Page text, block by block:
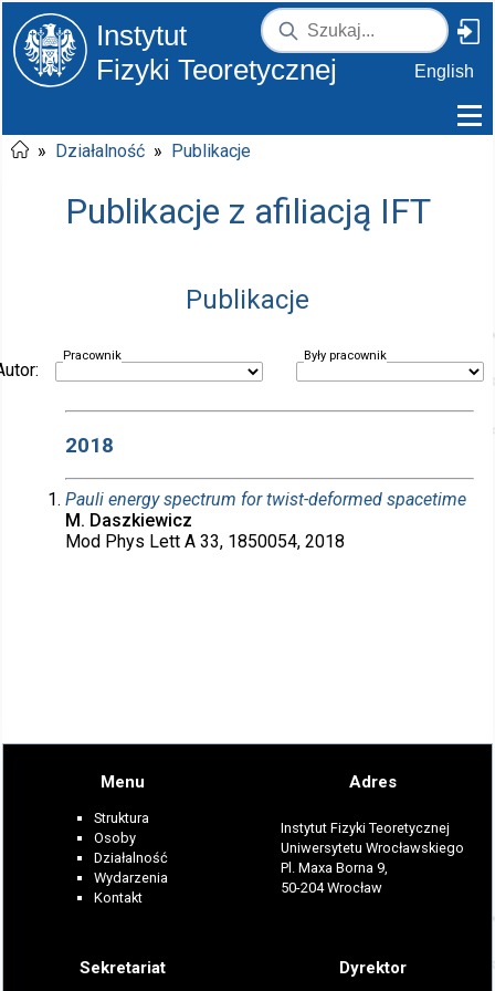
Instytut
Fizyki Teoretycznej
English
» Działalność » Publikacje
Publikacje z afiliacją IFT
Publikacje
Pracownik Były pracownik
2018
Pauli energy spectrum for twist-deformed spacetime
M. Daszkiewicz
Mod Phys Lett A 33, 1850054, 2018
Menu
Struktura
Osoby
Działalność
Wydarzenia
Kontakt
Adres
Instytut Fizyki Teoretycznej
Uniwersytetu Wrocławskiego
Pl. Maxa Borna 9,
50-204 Wrocław
Sekretariat Dyrektor